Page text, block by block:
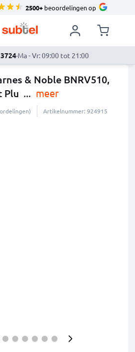
2500+beoordelingen op
·Ma - Vr: 09:00 tot 21:00
& Noble BNRV510,
Plu ... meer
Artikelnummer: 924915